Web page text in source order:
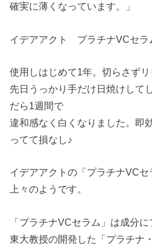
確実に薄くなっています。」
イデアアクト プラチナVCセ
使用しはじめて1年。切らさずリ
先日うっかり手だけ日焼けして
だら1週間で
違和感なく白くなりました。即
ってて損なし♪
イデアアクトの「プラチナVC
上々のようです。
「プラチナVCセラム」は成分に
東大教授の開発した「プラチナ